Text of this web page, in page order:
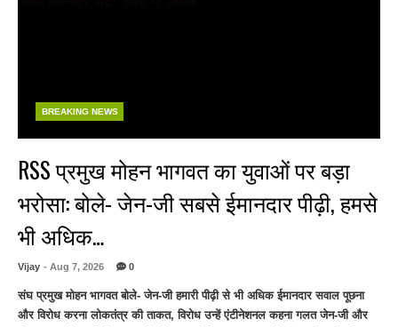
BREAKING NEWS
RSS प्रमुख मोहन भागवत का युवाओं पर बड़ा
भरोसा: बोले- जेन-जी सबसे ईमानदार पीढ़ी, हमसे
भी अधिक…
Vijay - Aug 7, 2026 0
संघ प्रमुख मोहन भागवत बोले- जेन-जी हमारी पीढ़ी से भी अधिक ईमानदार सवाल पूछना
और विरोध करना लोकतंत्र की ताकत, विरोध उन्हें एंटीनेशनल कहना गलत जेन-जी और